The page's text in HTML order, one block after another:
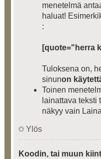
menetelmä
haluat!
:
[quote="herra
Tuloksena on,
sinunon
Toinen
lainattava teksti
näkyy vain
Ylös
Koodin, tai muun